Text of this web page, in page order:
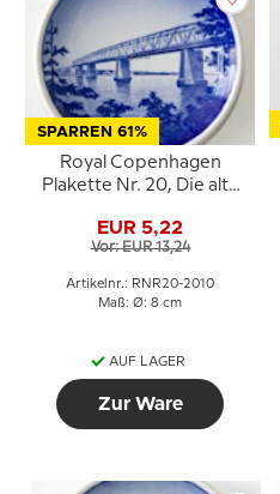
SPARREN 61%
Royal Copenhagen
Plakette Nr. 20, Die alte
EUR 5,22
Vor: EUR 13,24
Artikelnr.: RNR20-2010
Maß: Ø: 8 cm
AUF LAGER
Zur Ware